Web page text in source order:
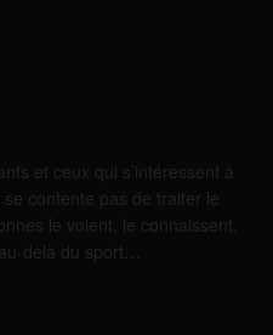
et ceux qui s’intéressent à
contente pas de traiter le
le voient, le connaissent,
delà du sport…